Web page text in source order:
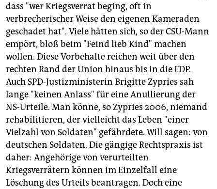
dass "wer Kriegsverrat beging, oft in
verbrecherischer Weise den eigenen Kameraden
geschadet hat". Viele hätten sich, so der CSU-Mann
empört, bloß beim "Feind lieb Kind" machen
wollen. Diese Vorbehalte reichen weit über den
rechten Rand der Union hinaus bis in die FDP.
Auch SPD-Justizministerin Brigitte Zypries sah
lange "keinen Anlass" für eine Anullierung der
NS-Urteile. Man könne, so Zypries 2006, niemand
rehabilitieren, der vielleicht das Leben "einer
Vielzahl von Soldaten" gefährdete. Will sagen: von
deutschen Soldaten. Die gängige Rechtspraxis ist
daher: Angehörige von verurteilten
Kriegsverrätern können im Einzelfall eine
Löschung des Urteils beantragen. Doch eine